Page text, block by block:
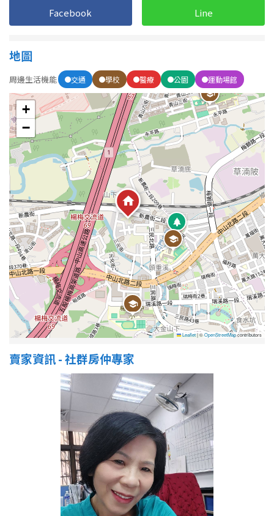
5-10 年 10-20 年
20-30 年 30-40 年
40 年以上
售價
Facebook Line
地圖
周邊生活機能 交通 學校 醫療 公園 運動場館
+
−
Leaflet|©OpenStreetMapcontributors
賣家資訊 - 社群房仲專家